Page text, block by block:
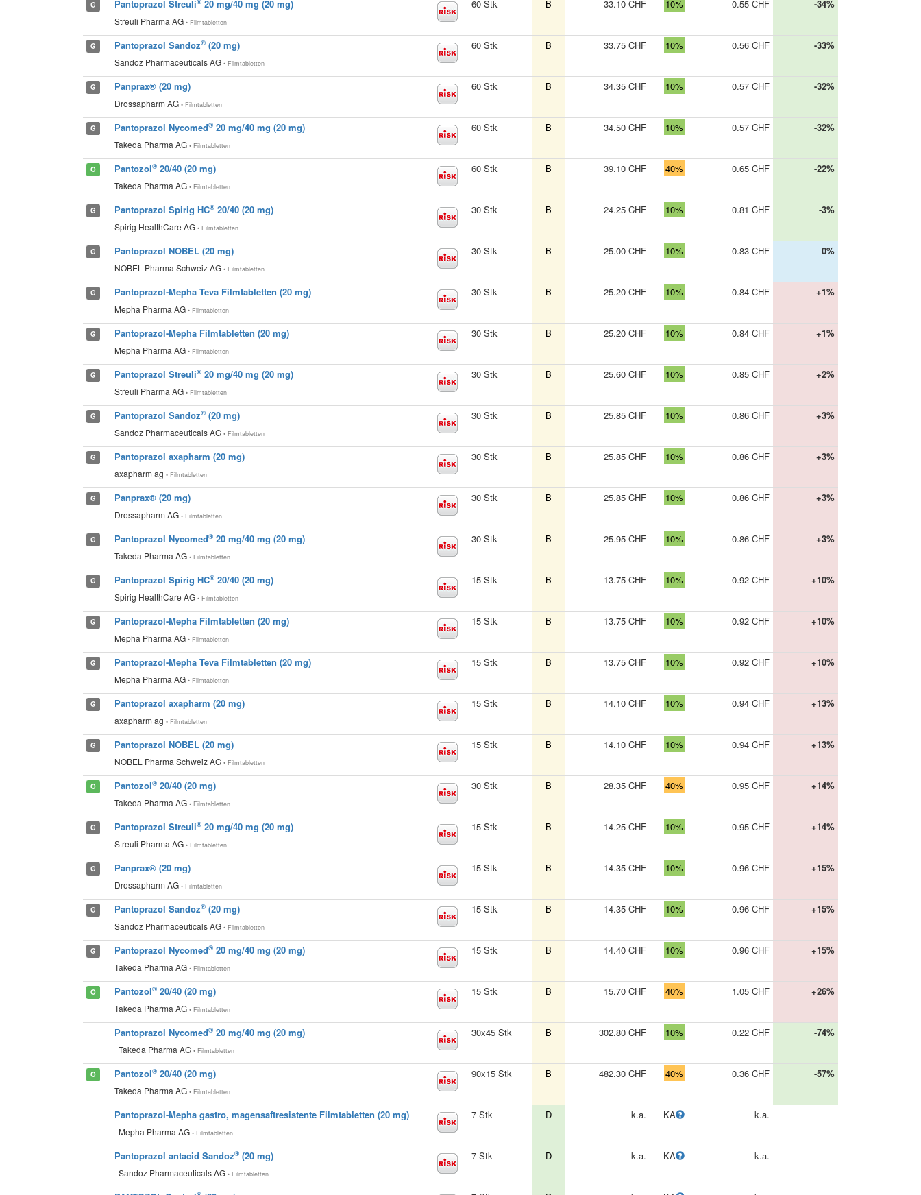
G Pantoprazol Streuli 20 mg/40 mg (20 mg)
Streuli Pharma AG • Filmtabletten
60 Stk B 33.10 CHF 10% 0.55 CHF -34%
G Pantoprazol Sandoz® (20 mg)
Sandoz Pharmaceuticals AG • Filmtabletten
60 Stk B 33.75 CHF 10% 0.56 CHF -33%
G Panprax® (20 mg)
Drossapharm AG • Filmtabletten
60 Stk B 34.35 CHF 10% 0.57 CHF -32%
G Pantoprazol Nycomed® 20 mg/40 mg (20 mg)
Takeda Pharma AG • Filmtabletten
60 Stk B 34.50 CHF 10% 0.57 CHF -32%
O Pantozol® 20/40 (20 mg)
Takeda Pharma AG • Filmtabletten
60 Stk B 39.10 CHF 40% 0.65 CHF -22%
G Pantoprazol Spirig HC® 20/40 (20 mg)
Spirig HealthCare AG • Filmtabletten
30 Stk B 24.25 CHF 10% 0.81 CHF -3%
G Pantoprazol NOBEL (20 mg)
NOBEL Pharma Schweiz AG • Filmtabletten
30 Stk B 25.00 CHF 10% 0.83 CHF 0%
G Pantoprazol-Mepha Teva Filmtabletten (20 mg)
Mepha Pharma AG • Filmtabletten
30 Stk B 25.20 CHF 10% 0.84 CHF +1%
G Pantoprazol-Mepha Filmtabletten (20 mg)
Mepha Pharma AG • Filmtabletten
30 Stk B 25.20 CHF 10% 0.84 CHF +1%
G Pantoprazol Streuli® 20 mg/40 mg (20 mg)
Streuli Pharma AG • Filmtabletten
30 Stk B 25.60 CHF 10% 0.85 CHF +2%
G Pantoprazol Sandoz® (20 mg)
Sandoz Pharmaceuticals AG • Filmtabletten
30 Stk B 25.85 CHF 10% 0.86 CHF +3%
G Pantoprazol axapharm (20 mg)
axapharm ag • Filmtabletten
30 Stk B 25.85 CHF 10% 0.86 CHF +3%
G Panprax® (20 mg)
Drossapharm AG • Filmtabletten
30 Stk B 25.85 CHF 10% 0.86 CHF +3%
G Pantoprazol Nycomed® 20 mg/40 mg (20 mg)
Takeda Pharma AG • Filmtabletten
30 Stk B 25.95 CHF 10% 0.86 CHF +3%
G Pantoprazol Spirig HC® 20/40 (20 mg)
Spirig HealthCare AG • Filmtabletten
15 Stk B 13.75 CHF 10% 0.92 CHF +10%
G Pantoprazol-Mepha Filmtabletten (20 mg)
Mepha Pharma AG • Filmtabletten
15 Stk B 13.75 CHF 10% 0.92 CHF +10%
G Pantoprazol-Mepha Teva Filmtabletten (20 mg)
Mepha Pharma AG • Filmtabletten
15 Stk B 13.75 CHF 10% 0.92 CHF +10%
G Pantoprazol axapharm (20 mg)
axapharm ag • Filmtabletten
15 Stk B 14.10 CHF 10% 0.94 CHF +13%
G Pantoprazol NOBEL (20 mg)
NOBEL Pharma Schweiz AG • Filmtabletten
15 Stk B 14.10 CHF 10% 0.94 CHF +13%
O Pantozol® 20/40 (20 mg)
Takeda Pharma AG • Filmtabletten
30 Stk B 28.35 CHF 40% 0.95 CHF +14%
G Pantoprazol Streuli® 20 mg/40 mg (20 mg)
Streuli Pharma AG • Filmtabletten
15 Stk B 14.25 CHF 10% 0.95 CHF +14%
G Panprax® (20 mg)
Drossapharm AG • Filmtabletten
15 Stk B 14.35 CHF 10% 0.96 CHF +15%
G Pantoprazol Sandoz® (20 mg)
Sandoz Pharmaceuticals AG • Filmtabletten
15 Stk B 14.35 CHF 10% 0.96 CHF +15%
G Pantoprazol Nycomed® 20 mg/40 mg (20 mg)
Takeda Pharma AG • Filmtabletten
15 Stk B 14.40 CHF 10% 0.96 CHF +15%
O Pantozol® 20/40 (20 mg)
Takeda Pharma AG • Filmtabletten
15 Stk B 15.70 CHF 40% 1.05 CHF +26%
Pantoprazol Nycomed® 20 mg/40 mg (20 mg)
Takeda Pharma AG • Filmtabletten
30x45 Stk B 302.80 CHF 10% 0.22 CHF -74%
O Pantozol® 20/40 (20 mg)
Takeda Pharma AG • Filmtabletten
90x15 Stk B 482.30 CHF 40% 0.36 CHF -57%
Pantoprazol-Mepha gastro, magensaftresistente Filmtabletten (20 mg)
Mepha Pharma AG • Filmtabletten
7 Stk D k.a. KA k.a.
Pantoprazol antacid Sandoz® (20 mg)
Sandoz Pharmaceuticals AG • Filmtabletten
7 Stk D k.a. KA k.a.